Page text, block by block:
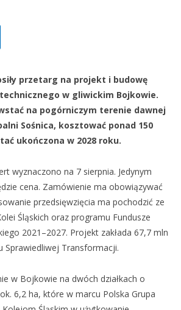
przetarg na projekt i budowę
w gliwickim Bojkowie.
na pogórniczym terenie dawnej
Sośnica, kosztować ponad 150
ukończona w 2028 roku.
wyznaczono na 7 sierpnia. Jedynym
cena. Zamówienie ma obowiązywać
przedsięwzięcia ma pochodzić ze
Śląskich oraz programu Fundusze
2021–2027. Projekt zakłada 67,7 mln
Sprawiedliwej Transformacji.
w Bojkowie na dwóch działkach o
6,2 ha, które w marcu Polska Grupa